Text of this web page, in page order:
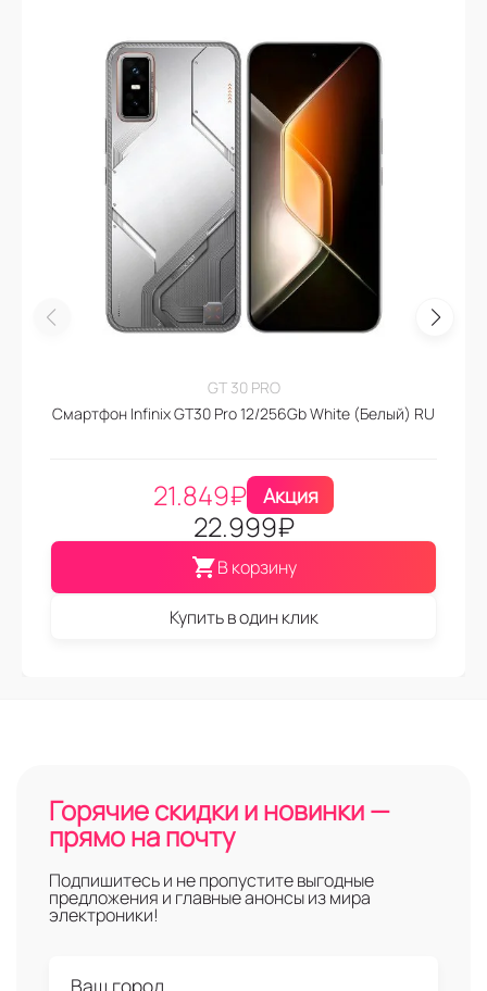
GT 30 PRO
Смартфон Infinix GT30 Pro 12/256Gb White (Белый) RU
21.849₽ Акция
22.999₽
В корзину
Купить в один клик
Горячие скидки и новинки —
прямо на почту
Подпишитесь и не пропустите выгодные
предложения и главные анонсы из мира
электроники!